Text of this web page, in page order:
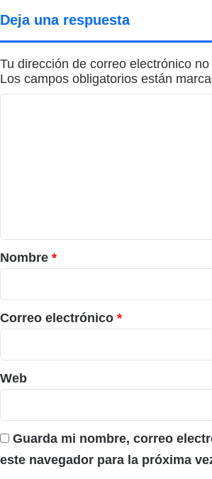
Deja una respuesta
Tu dirección de correo electrónico
Los campos obligatorios están
r
i
o
*
Nombre *
Correo electrónico *
Web
Guarda mi nombre, correo
este navegador para la próxima